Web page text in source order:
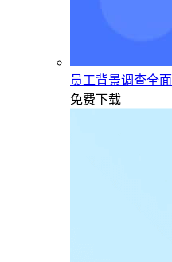
员工背景调查全
免费下载